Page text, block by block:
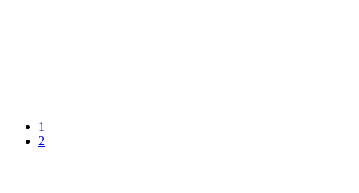
1
2